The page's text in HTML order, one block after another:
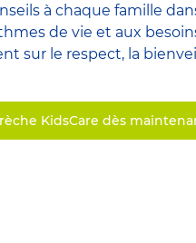
à chaque famille
de vie et aux
sur le respect, la
KidsCare dès